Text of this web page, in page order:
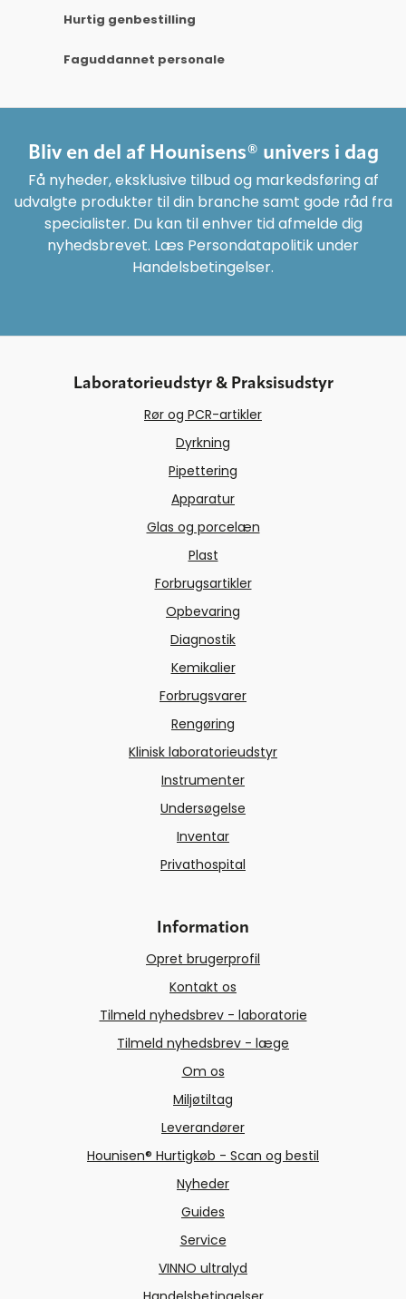
Hurtig genbestilling
Faguddannet personale
Bliv en del af Hounisens® univers i dag
Få nyheder, eksklusive tilbud og markedsføring af
udvalgte produkter til din branche samt gode råd fra
specialister. Du kan til enhver tid afmelde dig
nyhedsbrevet. Læs Persondatapolitik under
Handelsbetingelser.
Laboratorieudstyr & Praksisudstyr
Rør og PCR-artikler
Dyrkning
Pipettering
Apparatur
Glas og porcelæn
Plast
Forbrugsartikler
Opbevaring
Diagnostik
Kemikalier
Forbrugsvarer
Rengøring
Klinisk laboratorieudstyr
Instrumenter
Undersøgelse
Inventar
Privathospital
Information
Opret brugerprofil
Kontakt os
Tilmeld nyhedsbrev - laboratorie
Tilmeld nyhedsbrev - læge
Om os
Miljøtiltag
Leverandører
Hounisen® Hurtigkøb - Scan og bestil
Nyheder
Guides
Service
VINNO ultralyd